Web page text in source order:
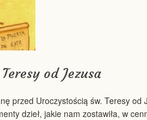
od Jezusa
przed Uroczystością św. Teresy
dzieł, jakie nam zostawiła, w